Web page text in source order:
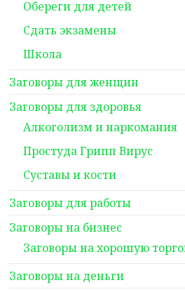
Обереги для детей
Сдать экзамены
Школа
Заговоры для женщин
Заговоры для здоровья
Алкоголизм и наркомания
Простуда Грипп Вирус
Суставы и кости
Заговоры для работы
Заговоры на бизнес
Заговоры на хорошую
Заговоры на деньги